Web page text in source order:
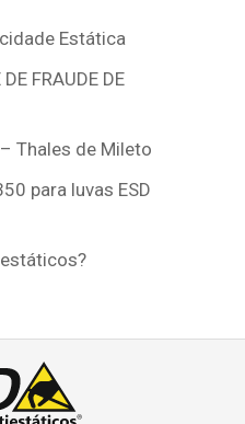
Estática
FRAUDE DE
Thales de Mileto
para luvas ESD